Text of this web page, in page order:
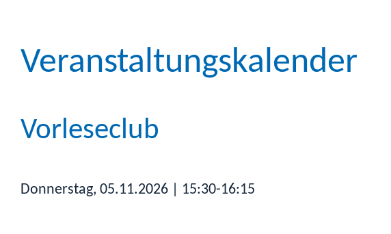
Veranstaltungskalender
Donnerstag, 05.11.2026 | 15:30-16:15
Vorleseclub